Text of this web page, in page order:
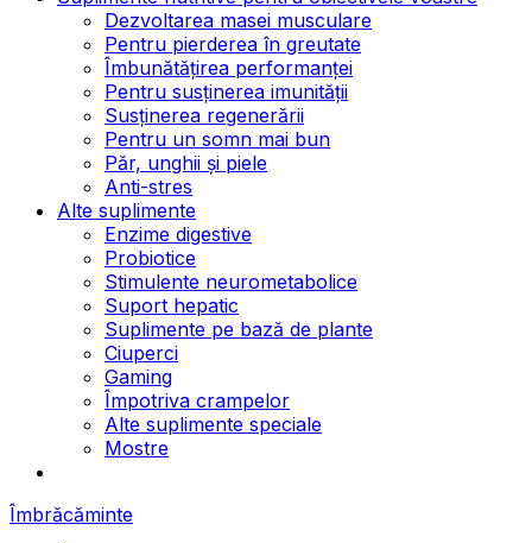
Dezvoltarea masei musculare
Pentru pierderea în greutate
Îmbunătățirea performanței
Pentru susținerea imunității
Susținerea regenerării
Pentru un somn mai bun
Păr, unghii și piele
Anti-stres
Alte suplimente
Enzime digestive
Probiotice
Stimulente neurometabolice
Suport hepatic
Suplimente pe bază de plante
Ciuperci
Gaming
Împotriva crampelor
Alte suplimente speciale
Mostre
Îmbrăcăminte